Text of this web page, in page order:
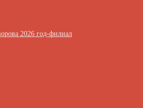
2026 год-филиал